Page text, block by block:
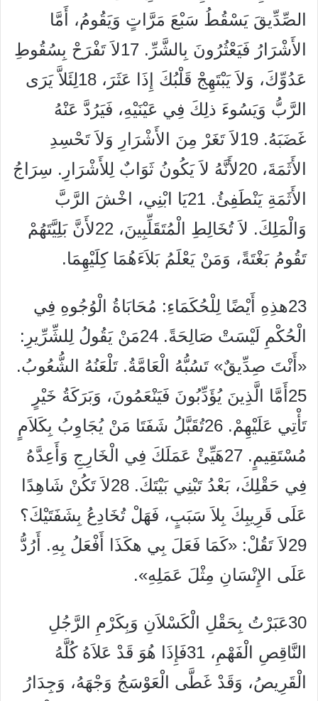
الصِّدِّيقَ يَسْقُطُ سَبْعَ مَرَّاتٍ وَيَقُومُ، أَمَّا
الأَشْرَارُ فَيَعْثُرُونَ بِالشَّرِّ. 17لاَ تَفْرَحْ بِسُقُوطِ
عَدُوِّكَ، وَلاَ يَبْتَهِجْ قَلْبُكَ إِذَا عَثَرَ، 18لِئَلاَّ يَرَى
الرَّبُّ وَيَسُوءَ ذلِكَ فِي عَيْنَيْهِ، فَيَرُدَّ عَنْهُ
غَضَبَهُ. 19لاَ تَغَرْ مِنَ الأَشْرَارِ وَلاَ تَحْسِدِ
الأَثَمَةَ، 20لأَنَّهُ لاَ يَكُونُ ثَوَابٌ لِلأَشْرَارِ. سِرَاجُ
الأَثَمَةِ يَنْطَفِئُ. 21يَا ابْنِي، اخْشَ الرَّبَّ
وَالْمَلِكَ. لاَ تُخَالِطِ الْمُتَقَلِّبِينَ، 22لأَنَّ بَلِيَّتَهُمْ
تَقُومُ بَغْتَةً، وَمَنْ يَعْلَمُ بَلاَءَهُمَا كِلَيْهِمَا.
23هذِهِ أَيْضًا لِلْحُكَمَاءِ: مُحَابَاةُ الْوُجُوهِ فِي
الْحُكْمِ لَيْسَتْ صَالِحَةً. 24مَنْ يَقُولُ لِلشِّرِّيرِ:
«أَنْتَ صِدِّيقٌ» تَسُبُّهُ الْعَامَّةُ. تَلْعَنُهُ الشُّعُوبُ.
25 أَمَّا الَّذِينَ يُؤَدِّبُونَ فَيَنْعَمُونَ، وَبَرَكَةُ خَيْرٍ
تَأْتِي عَلَيْهِمْ. 26تُقَبَّلُ شَفَتَا مَنْ يُجَاوِبُ بِكَلاَمٍ
مُسْتَقِيمٍ. 27هَيِّئْ عَمَلَكَ فِي الْخَارِجِ وَأَعِدَّهُ
فِي حَقْلِكَ، بَعْدُ تَبْنِي بَيْتَكَ. 28لاَ تَكُنْ شَاهِدًا
عَلَى قَرِيبِكَ بِلاَ سَبَبٍ، فَهَلْ تُخَادِعُ بِشَفَتَيْكَ؟
29لاَ تَقُلْ: «كَمَا فَعَلَ بِي هكَذَا أَفْعَلُ بِهِ. أَرُدُّ
عَلَى الإِنْسَانِ مِثْلَ عَمَلِهِ».
30عَبَرْتُ بِحَقْلِ الْكَسْلاَنِ وَبِكَرْمِ الرَّجُلِ
النَّاقِصِ الْفَهْمِ، 31فَإِذَا هُوَ قَدْ عَلاَهُ كُلَّهُ
الْقَرِيصُ، وَقَدْ غَطَّى الْعَوْسَجُ وَجْهَهُ، وَجِدَارُ